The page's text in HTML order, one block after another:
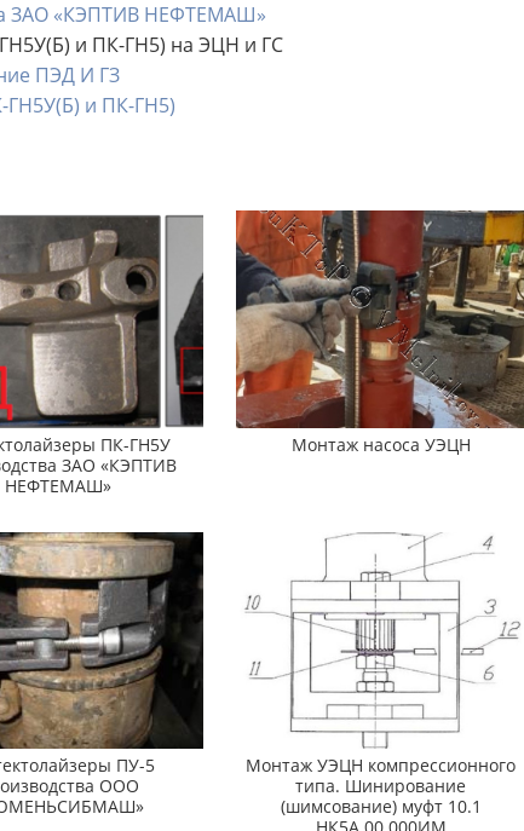
ЗАО «КЭПТИВ НЕФТЕМАШ»
и ПК-ГН5) на ЭЦН и ГС
ПЭД И ГЗ
ГН5У(Б) и ПК-ГН5)
ПК-ГН5У
ЗАО «КЭПТИВ
НЕФТЕМАШ»
Монтаж насоса УЭЦН
ПУ-5
ООО
Монтаж УЭЦН компрессионного
типа. Шинирование
(шимсование) муфт 10.1